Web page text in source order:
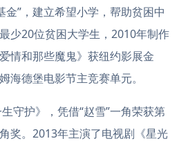
金”，建立希望小学，帮助贫困中
少20位贫困大学生，2010年制作
情和那些魔鬼》获纽约影展金
海德堡电影节主竞赛单元。
守护》，凭借“赵雪”一角荣获第
奖。2013年主演了电视剧《星光